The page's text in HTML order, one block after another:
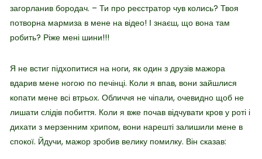
загорланив бородач. – Ти про реєстратор чув колись? Твоя
потворна мармиза в мене на відео! І знаєш, що вона там
робить? Ріже мені шини!!!
Я не встиг підхопитися на ноги, як один з друзів мажора
вдарив мене ногою по печінці. Коли я впав, вони зайшлися
копати мене всі втрьох. Обличчя не чіпали, очевидно щоб не
лишати слідів побиття. Коли я вже почав відчувати кров у роті і
дихати з мерзенним хрипом, вони нарешті залишили мене в
спокої. Йдучи, мажор зробив велику помилку. Він сказав: